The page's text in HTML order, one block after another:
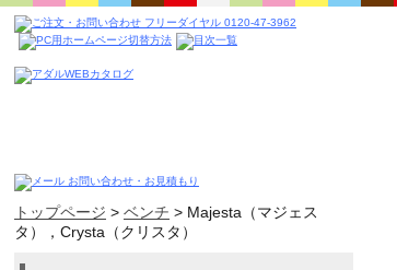
トップページ > ベンチ > Majesta（マジェス
タ），Crysta（クリスタ）